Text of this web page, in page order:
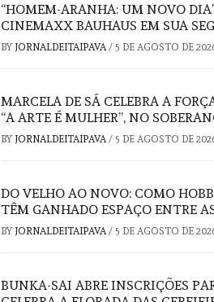
“HOMEM-ARANHA: UM NOVO
CINEMAXX BAUHAUS EM SUA
BY JORNALDEITAIPAVA / 5 DE AGOSTO DE
MARCELA DE SÁ CELEBRA A
“A ARTE É MULHER”, NO
BY JORNALDEITAIPAVA / 5 DE AGOSTO DE
DO VELHO AO NOVO: COMO
TÊM GANHADO ESPAÇO ENTRE
BY JORNALDEITAIPAVA / 5 DE AGOSTO DE
BUNKA-SAI ABRE INSCRIÇÕES